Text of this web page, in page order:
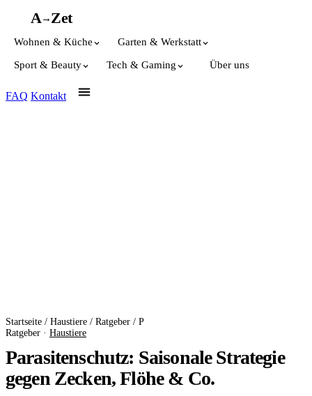
A→Zet
Wohnen & Küche Garten & Werkstatt
Sport & Beauty Tech & Gaming Über uns
FAQ Kontakt
Startseite / Haustiere / Ratgeber / P
Ratgeber · Haustiere
Parasitenschutz: Saisonale Strategie
gegen Zecken, Flöhe & Co.